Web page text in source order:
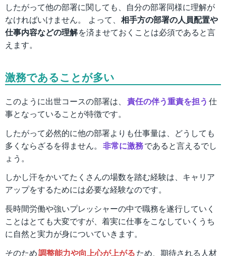
したがって他の部署に関しても、自分の部署同様に理解が
なければいけません。 よって、 相手方の部署の人員配置や
仕事内容などの理解を済ませておくことは必須であると言
えます。
激務であることが多い
このように出世コースの部署は、 責任の伴う重責を担う 仕
事となっていることが特徴です。
したがって必然的に他の部署よりも仕事量は、どうしても
多くならざるを得ません。 非常に激務であると言えるでし
ょう。
しかし汗をかいてたくさんの場数を踏む経験は、キャリア
アップをするためには必要な経験なのです。
長時間労働や強いプレッシャーの中で職務を遂行していく
ことはとても大変ですが、着実に仕事をこなしていくうち
に自然と実力が身についていきます。
そのため調整能力や向上心が上がるため、期待される人材